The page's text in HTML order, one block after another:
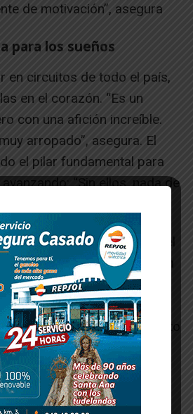
de motivación”, asegura
para los sueños
en circuitos de todo el país,
en el corazón. “Es un
con una afición increíble.
arropado”, asegura. El
el pilar fundamental para
“Sin ellos, nada de
las próximas citas sobre el
siguequemando etapas sin
, demostrando que Navarra
sobre dos ruedas y
pueda sonar muy pronto
mundo.
-- Publicidad --